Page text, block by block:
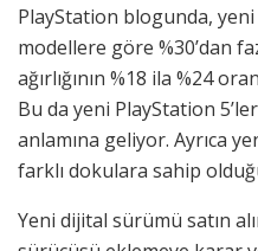
PlayStation blogunda, yeni
modellere göre %30’dan
ağırlığının %18 ila %24
Bu da yeni PlayStation
anlamına geliyor. Ayrıca
farklı dokulara sahip
Yeni dijital sürümü satın